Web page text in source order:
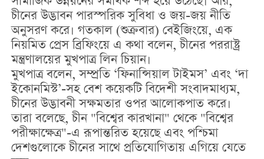
চীনের উদ্ভাবন পারস্পরিক সুবিধা ও জয়-জয় নীতি
অনুসরণ করে। গতকাল (শুক্রবার) বেইজিংয়ে, এক
নিয়মিত প্রেস ব্রিফিংয়ে এ কথা বলেন, চীনের পররাষ্ট্র
মন্ত্রণালয়ের মুখপাত্র লিন চিয়ান।
মুখপাত্র বলেন, সম্প্রতি ‘ফিনান্সিয়াল টাইমস’ এবং ‘দা
ইকোনমিস্ট’-সহ বেশ কয়েকটি বিদেশী সংবাদমাধ্যম,
চীনের উদ্ভাবনী সক্ষমতার ওপর আলোকপাত করে।
তারা বলেছে, চীন "বিশ্বের কারখানা" থেকে "বিশ্বের
পরীক্ষাক্ষেত্র"-এ রূপান্তরিত হয়েছে এবং পশ্চিমা
দেশগুলোকে চীনের সাথে প্রতিযোগিতায় এগিয়ে যেতে